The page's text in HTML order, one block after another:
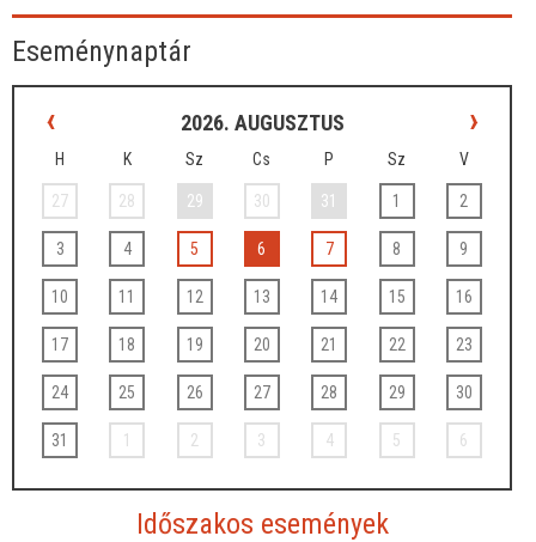
Eseménynaptár
‹ 2026. AUGUSZTUS ›
H K Sz Cs P Sz V
27 28 29 30 31 1 2
3 4 5 6 7 8 9
10 11 12 13 14 15 16
17 18 19 20 21 22 23
24 25 26 27 28 29 30
31 1 2 3 4 5 6
Időszakos események